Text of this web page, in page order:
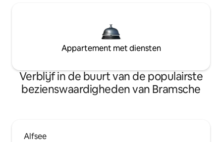
Appartement met diensten
Verblijf in de buurt van de populairste
bezienswaardigheden van Bramsche
Alfsee